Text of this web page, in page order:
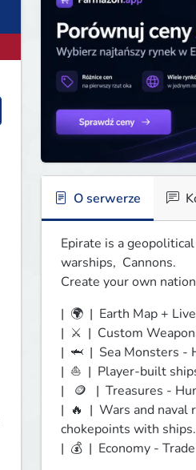
O serwerze
Epirate is a
warships,  Cannons.
Create your own
|  🌍  |  Earth Map +
|  ⚔️  |  Custom
|  🦈  |  Sea Monsters -
|  ⛵  |  Player-built
|   🪙   |  Treasures -
|  🔥  |  Wars and
chokepoints with ships.
|  💰  |  Economy -